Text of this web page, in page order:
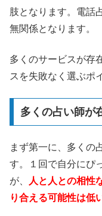
肢となります。電話
無関係となります。
多くのサービスが存
スを失敗なく選ぶポ
多くの占い師が
まず第一に、多くの
す。１回で自分にぴ
が、
人と人との相性
り合える可能性は低